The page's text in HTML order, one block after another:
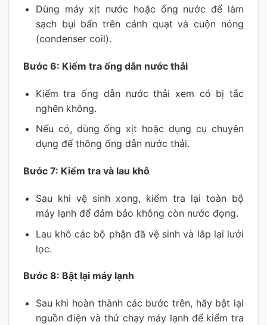
Dùng máy xịt nước hoặc ống nước để làm
sạch bụi bẩn trên cánh quạt và cuộn nóng
(condenser coil).
Bước 6: Kiểm tra ống dẫn nước thải
Kiểm tra ống dẫn nước thải xem có bị tắc
nghẽn không.
Nếu có, dùng ống xịt hoặc dụng cụ chuyên
dụng để thông ống dẫn nước thải.
Bước 7: Kiểm tra và lau khô
Sau khi vệ sinh xong, kiểm tra lại toàn bộ
máy lạnh để đảm bảo không còn nước đọng.
Lau khô các bộ phận đã vệ sinh và lắp lại lưới
lọc.
Bước 8: Bật lại máy lạnh
Sau khi hoàn thành các bước trên, hãy bật lại
nguồn điện và thử chạy máy lạnh để kiểm tra